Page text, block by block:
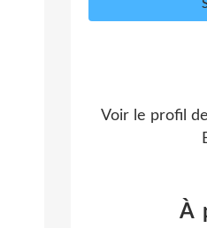
Voir le profil de
À